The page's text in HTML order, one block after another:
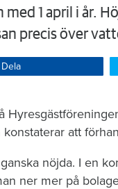
1 april i år.
precis över
Dela
konstaterar att
nöjda. I en
ner mer på